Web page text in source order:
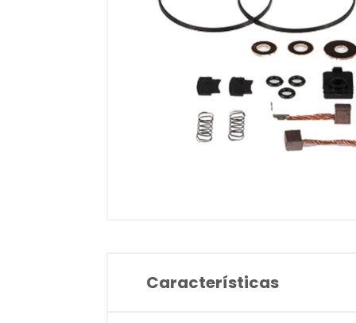
Características